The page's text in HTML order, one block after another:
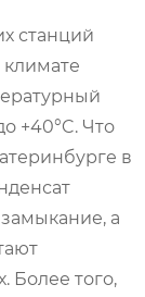
станций
+40°C. Что
в
а
Более того,